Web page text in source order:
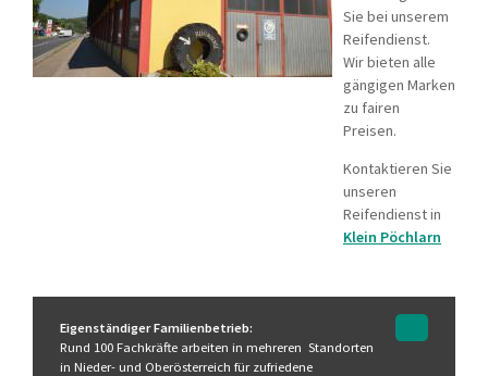
Sie bei unserem
Reifendienst.
Wir bieten alle
gängigen Marken
zu fairen
Preisen.
Kontaktieren Sie
unseren
Reifendienst in
Klein Pöchlarn
Eigenständiger Familienbetrieb:
Rund 100 Fachkräfte arbeiten in mehreren Standorten
in Nieder- und Oberösterreich für zufriedene